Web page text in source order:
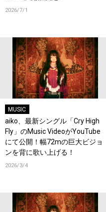
2026/7/1
MUSIC
aiko、最新シングル「Cry High
Fly」のMusic VideoがYouTube
にて公開！幅72mの巨大ビジョ
ンを背に歌い上げる！
2026/3/4